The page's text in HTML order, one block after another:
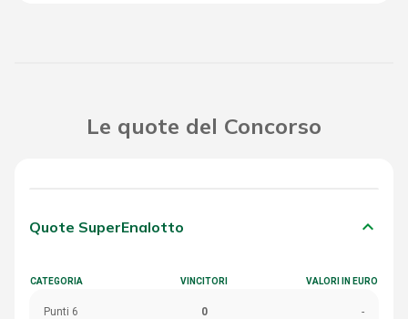
Le quote del Concorso
Quote SuperEnalotto keyboard_arrow_down
CATEGORIA VINCITORI VALORI IN EURO
Punti 6 0 -